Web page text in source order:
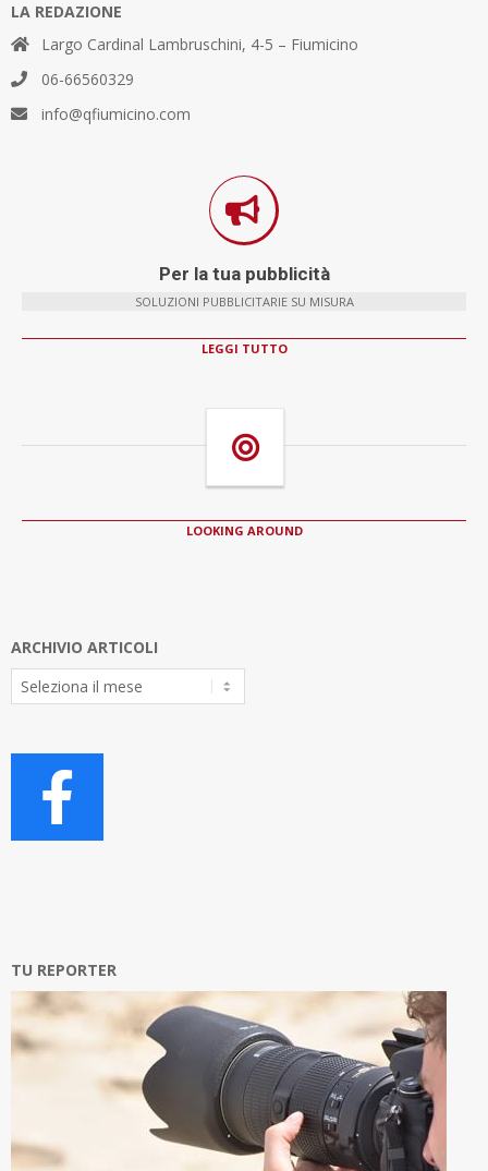
LA REDAZIONE
Largo Cardinal Lambruschini, 4-5 – Fiumicino
06-66560329
info@qfiumicino.com
Per la tua pubblicità
SOLUZIONI PUBBLICITARIE SU MISURA
LEGGI TUTTO
LOOKING AROUND
ARCHIVIO ARTICOLI
Archivio
Articoli
TU REPORTER